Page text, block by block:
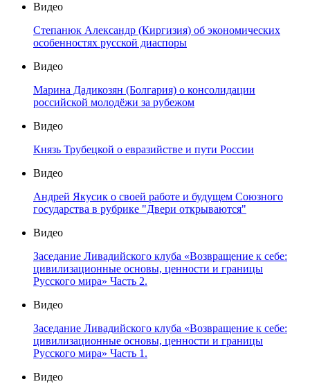
Видео
Степанюк Александр (Киргизия) об экономических
особенностях русской диаспоры
Видео
Марина Дадикозян (Болгария) о консолидации
российской молодёжи за рубежом
Видео
Князь Трубецкой о евразийстве и пути России
Видео
Андрей Якусик о своей работе и будущем Союзного
государства в рубрике "Двери открываются"
Видео
Заседание Ливадийского клуба «Возвращение к себе:
цивилизационные основы, ценности и границы
Русского мира» Часть 2.
Видео
Заседание Ливадийского клуба «Возвращение к себе:
цивилизационные основы, ценности и границы
Русского мира» Часть 1.
Видео